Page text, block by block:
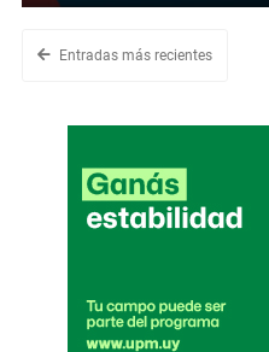
Entradas más recientes